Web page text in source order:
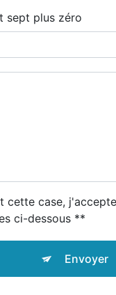
sept plus zéro
cette case,
ci-dessous **
Envoyer